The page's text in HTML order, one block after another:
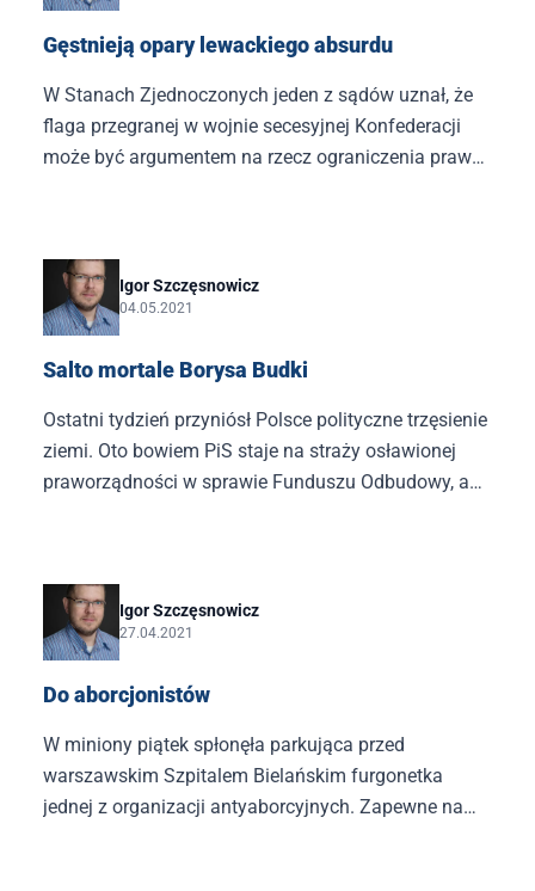
Gęstnieją opary lewackiego absurdu
W Stanach Zjednoczonych jeden z sądów uznał, że
flaga przegranej w wojnie secesyjnej Konfederacji
może być argumentem na rzecz ograniczenia praw
na całym świecie organizacji Amnesty International,
która jest gotowa interweniować w sprawie
prześladowań osób o ściśle (przez nią) określonych,
lewackich poglądach. Innych już nie.
​Igor Szczęsnowicz
04.05.2021
Salto mortale Borysa Budki
Ostatni tydzień przyniósł Polsce polityczne trzęsienie
ziemi. Oto bowiem PiS staje na straży osławionej
praworządności w sprawie Funduszu Odbudowy, a
spraw w polskim parlamencie.
Igor Szczęsnowicz
27.04.2021
Do aborcjonistów
W miniony piątek spłonęła parkująca przed
warszawskim Szpitalem Bielańskim furgonetka
jednej z organizacji antyaborcyjnych. Zapewne na